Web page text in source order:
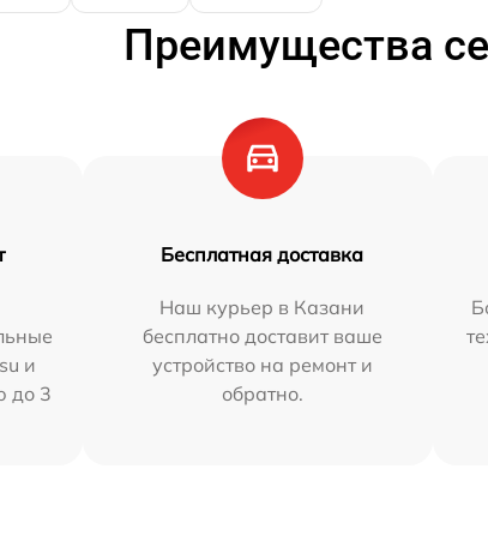
Преимущества
и
до 3
Бесплатная доставка
Наш курьер в Казани
бесплатно доставит ваше
устройство на ремонт и
обратно.